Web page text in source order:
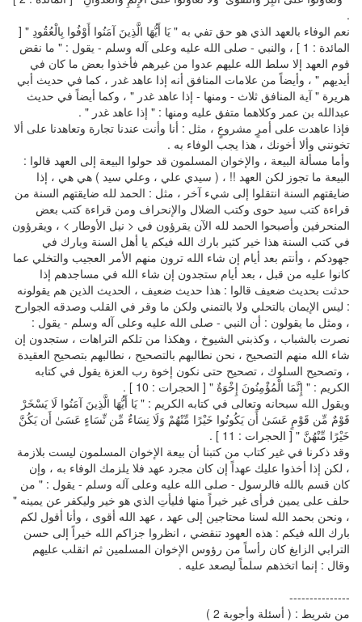
.
نعم الوفاء بالعهد الذي هو حق تفي به " يَا أَيُّهَا الَّذِينَ آمَنُوا أَوْفُوا بِالْعُقُودِ " [
المائدة : 1 ] ، والنبي - صلى الله عليه وعلى آله وسلم - يقول : " ما نقض
قوم العهد إلا سلط الله عليهم عدوا من غيرهم فأخذوا بعض ما كان في
أيديهم " ، وأيضاً من علامات المنافق أنه إذا عاهد غدر ، كما في حديث أبي
هريرة " آية المنافق ثلاث - ومنها - إذا عاهد غدر " ، وكما أيضاً في حديث
عبدالله بن عمر وكلاهما متفق عليه ومنها : " إذا عاهد غدر " .
فإذا عاهدت على أمرٍ مشروعٍ ، مثل : أنا وأنت عندنا تجارة وتعاهدنا على ألا
تخونني وألا أخونك ، هذا يجب الوفاء به .
وأما مسألة البيعة ، والإخوان المسلمون قد حولوا البيعة إلى العهد قالوا :
البيعة ما تجوز لكن العهد !! ، ( سيدي علي ، وعلي سيد ) هي هي ، إذا
ضايقتهم السنة انتقلوا إلى شيء آخر ، مثل : الحمد لله ضايقتهم السنة من
قراءة كتب سيد حوى وكتب الضلال والإنحراف ومن قراءة كتب بعض
المنحرفين وأصبحوا الحمد لله الآن يقرؤون في < نيل الأوطار > ، ويقرؤون
في كتب السنة هذا خير كثير بارك الله فيكم يا أهل السنة وبارك في
جهودكم ، وأنتم بعد أيام إن شاء الله ترون منهم الأمر العجيب والتخلي عما
كانوا عليه من قبل ، بعد أيام ستجدون إن شاء الله في مساجدهم إذا
حدثت بحديث ضعيف قالوا : هذا حديث ضعيف ، الحديث الذين هم يقولونه
: ليس الإيمان بالتحلي ولا بالتمني ولكن ما وقر في القلب وصدقه الجوارح
، ومثل ما يقولون : أن النبي - صلى الله عليه وعلى آله وسلم - يقول :
نصرت بالشباب ، وكذبني الشيوخ ، وهكذا من تلكم التراهات ، ستجدون إن
شاء الله منهم التصحيح ، نحن نطالبهم بالتصحيح ، نطالبهم بتصحيح العقيدة
، وتصحيح السلوك ، تصحيح حتى نكون إخوة رب العزة يقول في كتابه
الكريم : " إِنَّمَا الْمُؤْمِنُونَ إِخْوَةٌ " [ الحجرات : 10 ] .
ويقول الله سبحانه وتعالى في كتابه الكريم : " يَا أَيُّهَا الَّذِينَ آمَنُوا لَا يَسْخَرْ
قَوْمٌ مِّن قَوْمٍ عَسَىٰ أَن يَكُونُوا خَيْرًا مِّنْهُمْ وَلَا نِسَاءٌ مِّن نِّسَاءٍ عَسَىٰ أَن يَكُنَّ
خَيْرًا مِّنْهُنَّ " [ الحجرات : 11 ] .
وقد ذكرنا في غير كتاب من كتبنا أن بيعة الإخوان المسلمون ليست بلازمة
، لكن إذا أخذوا عليك عهداً إن كان مجرد عهد فلا يلزمك الوفاء به ، وإن
كان قسم بالله فالرسول - صلى الله عليه وعلى آله وسلم - يقول : " من
حلف على يمين فرأى غير خيراً منها فليأتِ الذي هو خير وليكفر عن يمينه "
، ونحن بحمد الله لسنا محتاجين إلى عهد ، عهد الله أقوى ، وأنا أقول لكم
بارك الله فيكم : هذه العهود تنقضي ، انظروا جزاكم الله خيراً إلى حسن
الترابي الزايغ كان رأساً من رؤوس الإخوان المسلمين ثم انقلب عليهم
وقال : إنما اتخذهم سلماً ليصعد عليه .
---------------
من شريط : ( أسئلة وأجوبة 2 )